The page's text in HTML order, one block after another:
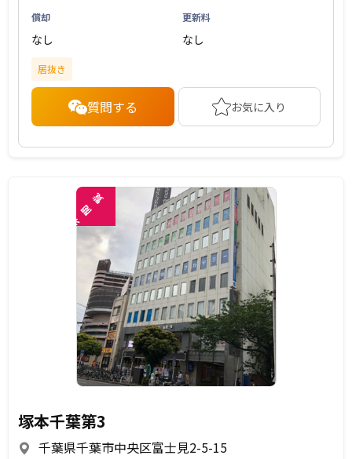
償却
なし
更新料
なし
居抜き
質問する お気に入り
未
閲
覧
塚本千葉第3
千葉県千葉市中央区富士見2-5-15